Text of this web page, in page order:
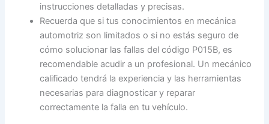
instrucciones detalladas y precisas.
Recuerda que si tus conocimientos en mecánica
automotriz son limitados o si no estás seguro de
cómo solucionar las fallas del código P015B, es
recomendable acudir a un profesional. Un mecánico
calificado tendrá la experiencia y las herramientas
necesarias para diagnosticar y reparar
correctamente la falla en tu vehículo.